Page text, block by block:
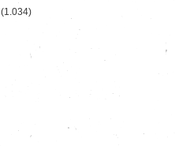
(1.034)